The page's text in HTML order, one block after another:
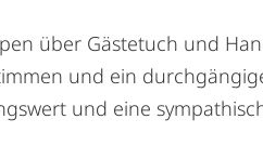
über Gästetuch und
und ein
und eine